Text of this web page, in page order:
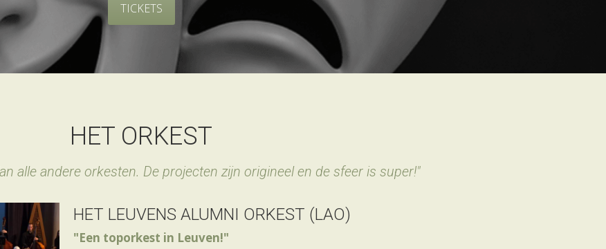
TICKETS
HET ORKEST
alle andere orkesten. De projecten zijn origineel en de sfeer is super!"
HET LEUVENS ALUMNI ORKEST (LAO)
"Een toporkest in Leuven!"